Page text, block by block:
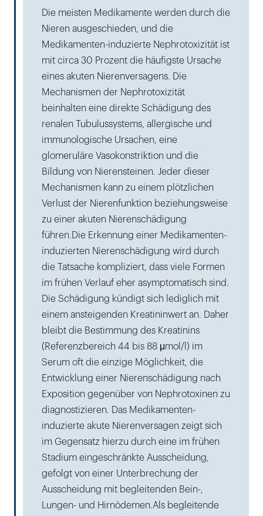
Die meisten Medikamente werden durch die
Nieren ausgeschieden, und die
Medikamenten-induzierte Nephrotoxizität ist
mit circa 30 Prozent die häufigste Ursache
eines akuten Nierenversagens. Die
Mechanismen der Nephrotoxizität
beinhalten eine direkte Schädigung des
renalen Tubulussystems, allergische und
immunologische Ursachen, eine
glomeruläre Vasokonstriktion und die
Bildung von Nierensteinen. Jeder dieser
Mechanismen kann zu einem plötzlichen
Verlust der Nierenfunktion beziehungsweise
zu einer akuten Nierenschädigung
führen.Die Erkennung einer Medikamenten-
induzierten Nierenschädigung wird durch
die Tatsache kompliziert, dass viele Formen
im frühen Verlauf eher asymptomatisch sind.
Die Schädigung kündigt sich lediglich mit
einem ansteigenden Kreatininwert an. Daher
bleibt die Bestimmung des Kreatinins
(Referenzbereich 44 bis 88 μmol/l) im
Serum oft die einzige Möglichkeit, die
Entwicklung einer Nierenschädigung nach
Exposition gegenüber von Nephrotoxinen zu
diagnostizieren. Das Medikamenten-
induzierte akute Nierenversagen zeigt sich
im Gegensatz hierzu durch eine im frühen
Stadium eingeschränkte Ausscheidung,
gefolgt von einer Unterbrechung der
Ausscheidung mit begleitenden Bein-,
Lungen- und Hirnödemen.Als begleitende